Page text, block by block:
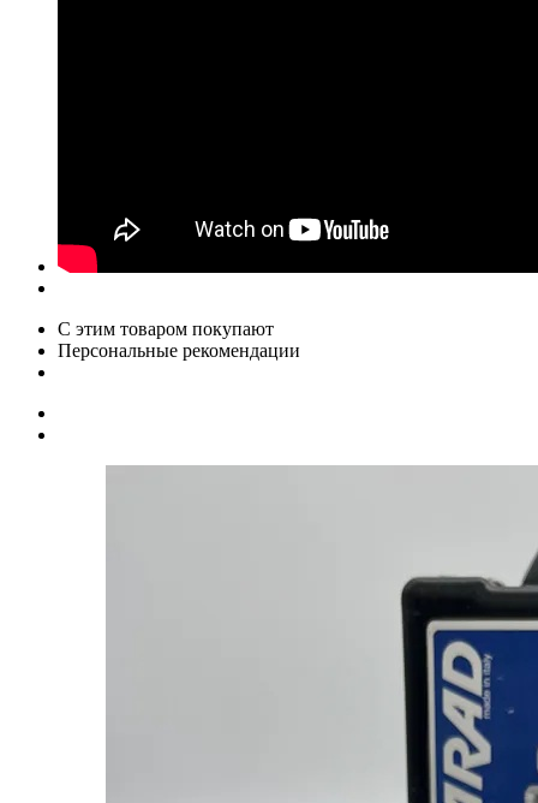
С этим товаром покупают
Персональные рекомендации